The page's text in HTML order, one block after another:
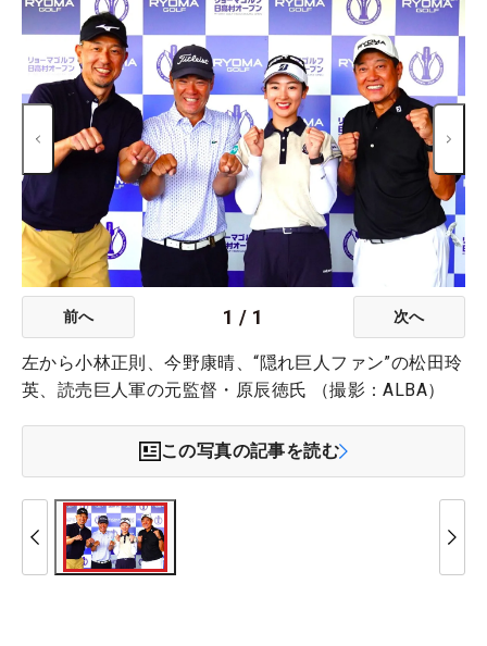
前へ 1 / 1 次へ
左から小林正則、今野康晴、“隠れ巨人ファン”の松田玲
英、読売巨人軍の元監督・原辰徳氏 （撮影：ALBA）
この写真の記事を読む